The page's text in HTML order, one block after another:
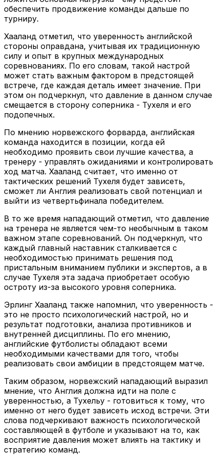
обеспечить продвижение команды дальше по
турниру.
Хааланд отметил, что уверенность английской
стороны оправдана, учитывая их традиционную
силу и опыт в крупных международных
соревнованиях. По его словам, такой настрой
может стать важным фактором в предстоящей
встрече, где каждая деталь имеет значение. При
этом он подчеркнул, что давление в данном случае
смещается в сторону соперника - Тухеля и его
подопечных.
По мнению норвежского форварда, английская
команда находится в позиции, когда ей
необходимо проявить свои лучшие качества, а
тренеру - управлять ожиданиями и контролировать
ход матча. Хааланд считает, что именно от
тактических решений Тухеля будет зависеть,
сможет ли Англия реализовать свой потенциал и
выйти из четвертьфинала победителем.
В то же время нападающий отметил, что давление
на тренера не является чем-то необычным в таком
важном этапе соревнований. Он подчеркнул, что
каждый главный наставник сталкивается с
необходимостью принимать решения под
пристальным вниманием публики и экспертов, а в
случае Тухеля эта задача приобретает особую
остроту из-за высокого уровня соперника.
Эрлинг Хааланд также напомнил, что уверенность -
это не просто психологический настрой, но и
результат подготовки, анализа противников и
внутренней дисциплины. По его мнению,
английские футболисты обладают всеми
необходимыми качествами для того, чтобы
реализовать свои амбиции в предстоящем матче.
Таким образом, норвежский нападающий выразил
мнение, что Англия должна идти на поле с
уверенностью, а Тухельу - готовиться к тому, что
именно от него будет зависеть исход встречи. Эти
слова подчеркивают важность психологической
составляющей в футболе и указывают на то, как
восприятие давления может влиять на тактику и
стратегию команд.